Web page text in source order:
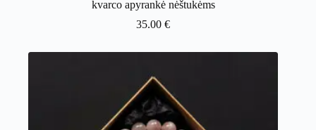
kvarco apyrankė nėštukėms
35.00€